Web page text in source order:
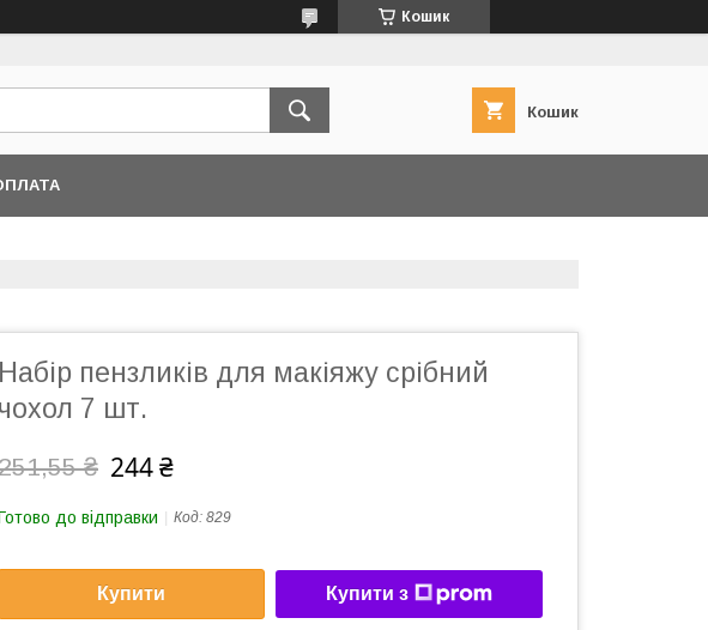
Кошик
Кошик
Набір пензликів для макіяжу срібний
чохол 7 шт.
₴ 244 ₴
до відправки Код: 829
Купити Купити з